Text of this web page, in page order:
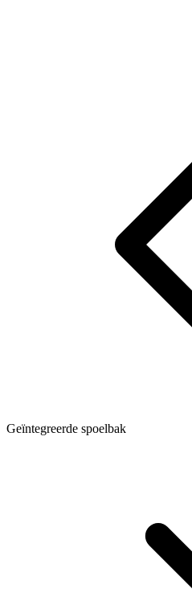
Geïntegreerde spoelbak